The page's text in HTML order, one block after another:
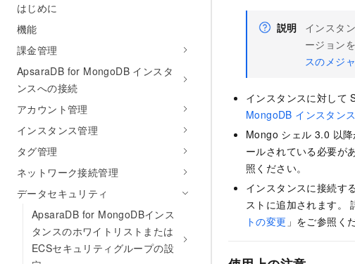
はじめに
機能
課金管理
ApsaraDB for MongoDB インスタ
ンスへの接続
アカウント管理
インスタンス管理
タグ管理
ネットワーク接続管理
データセキュリティ
ApsaraDB for MongoDBインス
タンスのホワイトリストまたは
ECSセキュリティグループの設
説明
インスタ
ージョン
スのメジ
インスタンスに対して
MongoDB インスタン
Mongo シェル 3.0 以
ールされている必要が
照ください。
インスタンスに接続す
ストに追加されます。
トの変更 」をご参照く